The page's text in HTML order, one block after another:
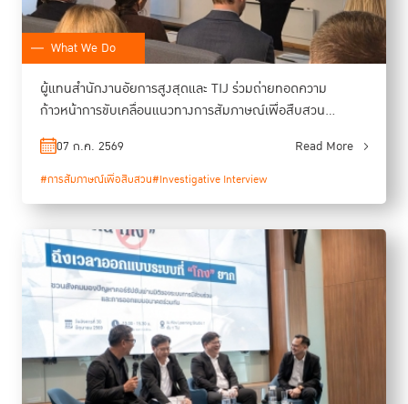
What We Do
ผู้แทนสำนักงานอัยการสูงสุดและ TIJ ร่วมถ่ายทอดความ
ก้าวหน้าการขับเคลื่อนแนวทางการสัมภาษณ์เพื่อสืบสวน
(Investigative Interviewing) ในงาน ImpleMéndez Global
Workshop
07 ก.ค. 2569 Read More
#การสัมภาษณ์เพื่อสืบสวน#Investigative Interview